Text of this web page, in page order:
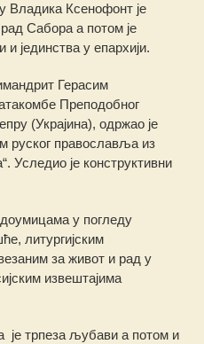
Владика Ксенофонт је
Сабора а потом је
и јединства у епархији.
Герасим
Преподобног
(Украјина), одржао је
руског православља из
Уследио је конструктивни
у погледу
литургијским
за живот и рад у
извештајима
је трпеза љубави а потом и